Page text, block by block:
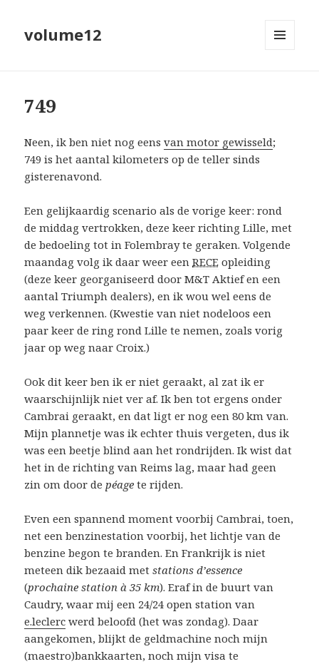
volume12
749
Neen, ik ben niet nog eensvan motor gewisseld;
749 is het aantal kilometers op de teller sinds
gisterenavond.
Een gelijkaardig scenario als de vorige keer: rond
de middag vertrokken, deze keer richting Lille, met
de bedoeling tot in Folembray te geraken. Volgende
maandag volg ik daar weer eenRECE opleiding
(deze keer georganiseerd door M&T Aktief en een
aantal Triumph dealers), en ik wou wel eens de
weg verkennen. (Kwestie van niet nodeloos een
paar keer de ring rond Lille te nemen, zoals vorig
jaar op weg naar Croix.)
Ook dit keer ben ik er niet geraakt, al zat ik er
waarschijnlijk niet ver af. Ik ben tot ergens onder
Cambrai geraakt, en dat ligt er nog een 80 km van.
Mijn plannetje was ik echter thuis vergeten, dus ik
was een beetje blind aan het rondrijden. Ik wist dat
het in de richting van Reims lag, maar had geen
zin om door depéage te rijden.
Even een spannend moment voorbij Cambrai, toen,
net een benzinestation voorbij, het lichtje van de
benzine begon te branden. En Frankrijk is niet
meteen dik bezaaid metstations d’essence
(prochaine station à 35 km). Eraf in de buurt van
Caudry, waar mij een 24/24 open station van
e.leclerc werd beloofd (het was zondag). Daar
aangekomen, blijkt de geldmachine noch mijn
(maestro)bankkaarten, noch mijn visa te